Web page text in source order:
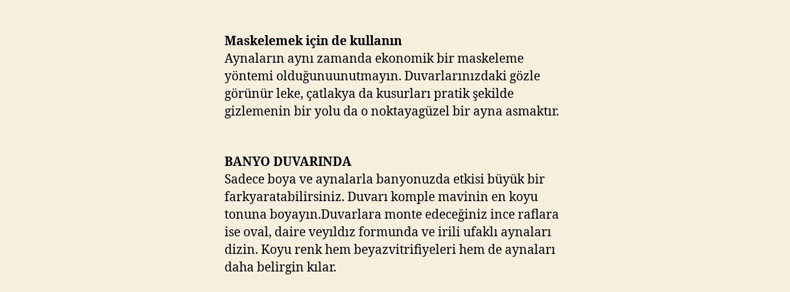
Maskelemek için de kullanın
Aynaların aynı zamanda ekonomik bir maskeleme
yöntemi olduğunuunutmayın. Duvarlarınızdaki gözle
görünür leke, çatlakya da kusurları pratik şekilde
gizlemenin bir yolu da o noktayagüzel bir ayna asmaktır.
BANYO DUVARINDA
Sadece boya ve aynalarla banyonuzda etkisi büyük bir
farkyaratabilirsiniz. Duvarı komple mavinin en koyu
tonuna boyayın.Duvarlara monte edeceğiniz ince raflara
ise oval, daire veyıldız formunda ve irili ufaklı aynaları
dizin. Koyu renk hem beyazvitrifiyeleri hem de aynaları
daha belirgin kılar.